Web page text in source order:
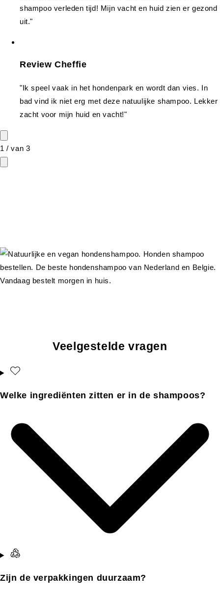
shampoo verleden tijd! Mijn vacht en huid zien er gezond
uit."
Review Cheffie
"Ik speel vaak in het hondenpark en wordt dan vies. In
bad vind ik niet erg met deze natuulijke shampoo. Lekker
zacht voor mijn huid en vacht!"
1 /van 3
Veelgestelde vragen
Welke ingrediënten zitten er in de shampoos?
Zijn de verpakkingen duurzaam?